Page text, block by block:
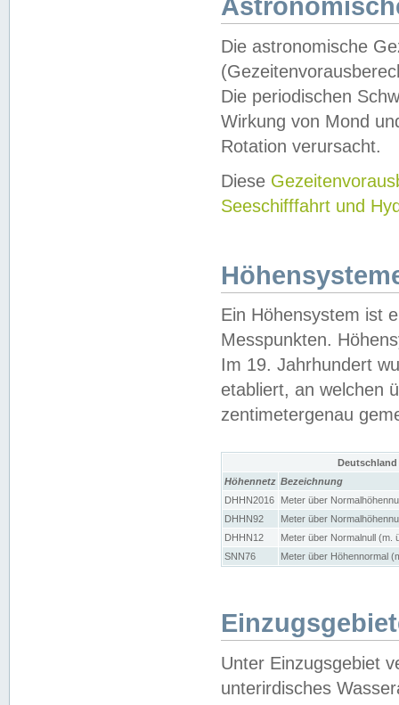
Die astronomische
Die periodischen
Wirkung von Mond
Rotation verursacht.
Diese
Seeschifffahrt und
Ein Höhensystem ist
Messpunkten.
Im 19. Jahrhundert
etabliert, an welchen
zentimetergenau
Höhennetz Bezeichnung
DHHN2016
Meter über
DHHN92
Meter über
DHHN12
Meter über Normalnull (m.
SNN76
Meter über Höhennormal
Unter Einzugsgebiet
unterirdisches